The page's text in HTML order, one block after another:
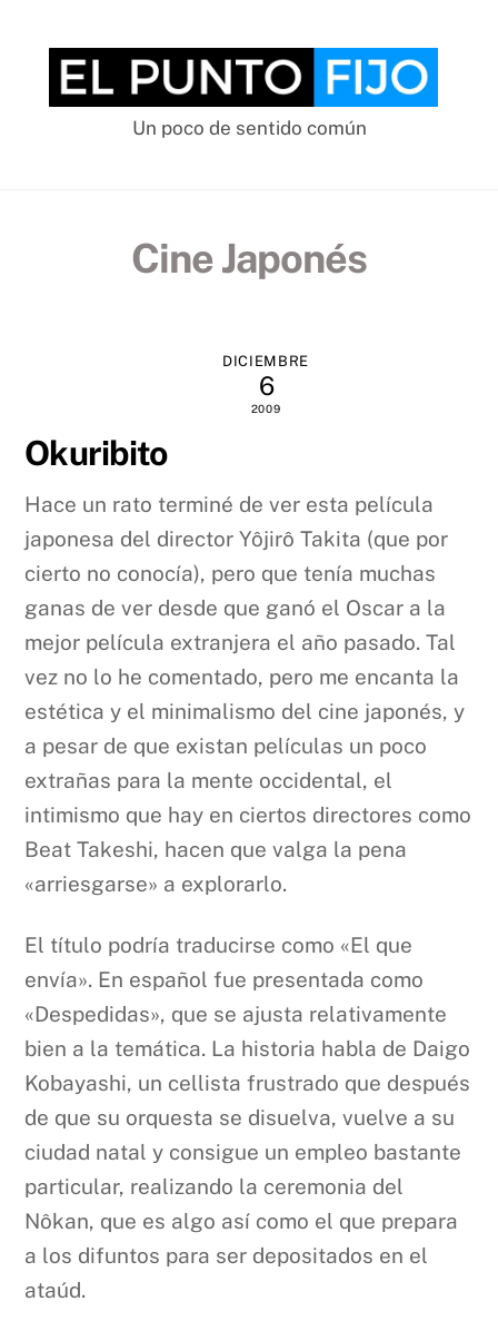
content
Un poco de sentido común
Cine Japonés
DICIEMBRE
6
2009
Okuribito
Hace un rato terminé de ver esta película
japonesa del director Yôjirô Takita (que por
cierto no conocía), pero que tenía muchas
ganas de ver desde que ganó el Oscar a la
mejor película extranjera el año pasado. Tal
vez no lo he comentado, pero me encanta la
estética y el minimalismo del cine japonés, y
a pesar de que existan películas un poco
extrañas para la mente occidental, el
intimismo que hay en ciertos directores como
Beat Takeshi, hacen que valga la pena
«arriesgarse» a explorarlo.
El título podría traducirse como «El que
envía». En español fue presentada como
«Despedidas», que se ajusta relativamente
bien a la temática. La historia habla de Daigo
Kobayashi, un cellista frustrado que después
de que su orquesta se disuelva, vuelve a su
ciudad natal y consigue un empleo bastante
particular, realizando la ceremonia del
Nôkan, que es algo así como el que prepara
a los difuntos para ser depositados en el
ataúd.